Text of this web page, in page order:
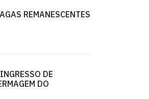
REMANESCENTES
DE
DO